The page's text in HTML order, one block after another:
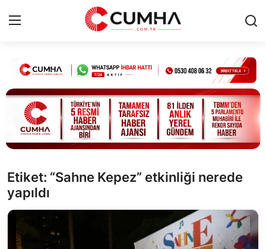
Kurumsal
Cumhurbaşkanlığı
Bakanlıklar
Siyasi Partiler
Yerel Yönetimler
Etiket: “Sahne Kepez” etkinliği nerede
yapıldı